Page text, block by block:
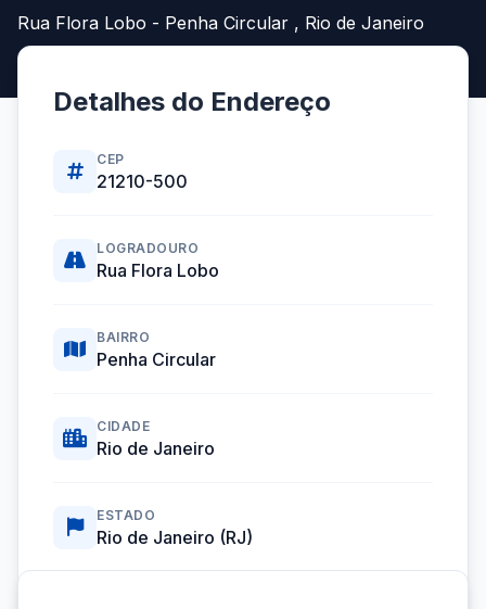
Rua Flora Lobo - Penha Circular , Rio de Janeiro
Detalhes do Endereço
CEP
21210-500
LOGRADOURO
Rua Flora Lobo
BAIRRO
Penha Circular
CIDADE
Rio de Janeiro
ESTADO
Rio de Janeiro (RJ)